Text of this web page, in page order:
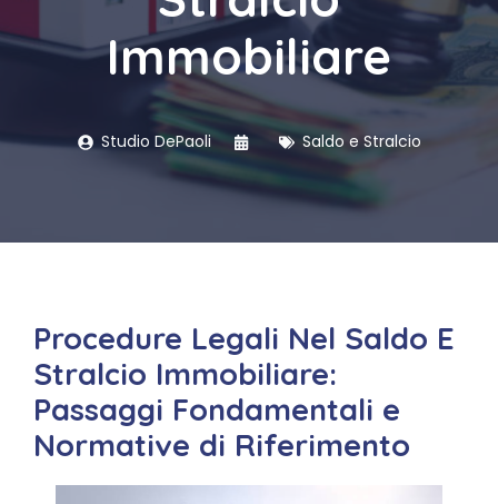
Immobiliare
Studio DePaoli Saldo e Stralcio
Procedure Legali Nel Saldo E
Stralcio Immobiliare:
Passaggi Fondamentali e
Normative di Riferimento